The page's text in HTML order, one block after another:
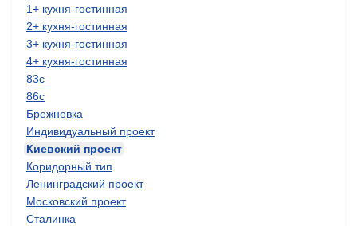
1+ кухня-гостинная
2+ кухня-гостинная
3+ кухня-гостинная
4+ кухня-гостинная
83с
86с
Брежневка
Индивидуальный проект
Киевский проект
Коридорный тип
Ленинградский проект
Московский проект
Сталинка